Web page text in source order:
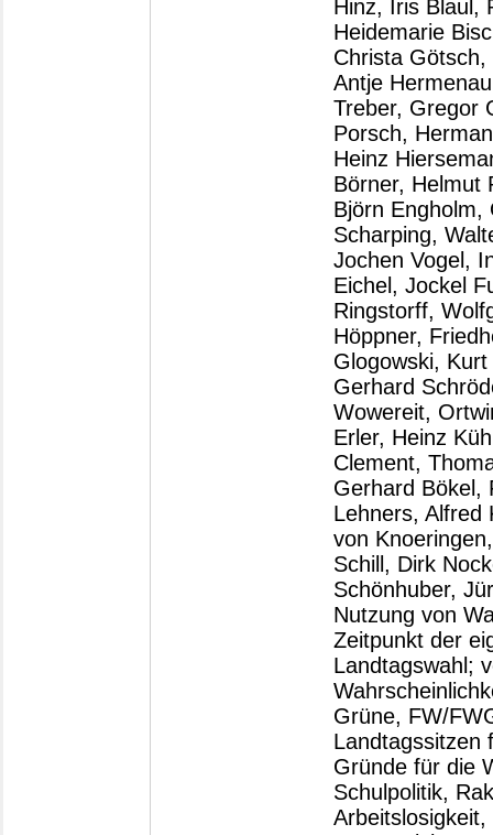
Hinz, Iris Blaul,
Heidemarie
Christa
Antje
Treber, Gregor
Porsch,
Heinz
Börner, Helmut
Björn Engholm,
Scharping,
Jochen Vogel,
Eichel, Jockel
Ringstorff,
Höppner,
Glogowski,
Gerhard
Wowereit,
Erler, Heinz
Clement,
Gerhard Bökel,
Lehners, Alfred
von
Schill, Dirk
Schönhuber,
Nutzung von
Zeitpunkt der
Landtagswahl;
Grüne, FW/
Landtagssitzen
Gründe für die
Schulpolitik,